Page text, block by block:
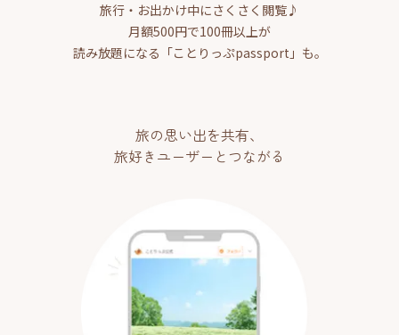
旅行・お出かけ中にさくさく閲覧♪
月額500円で100冊以上が
読み放題になる「ことりっぷpassport」も。
旅の思い出を共有、
旅好きユーザーとつながる